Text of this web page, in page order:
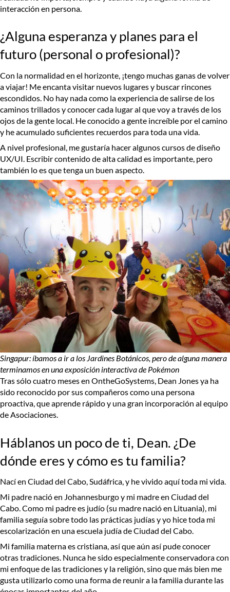
interacción en persona.
¿Alguna esperanza y planes para el
futuro (personal o profesional)?
Con la normalidad en el horizonte, ¡tengo muchas ganas de volver
a viajar! Me encanta visitar nuevos lugares y buscar rincones
escondidos. No hay nada como la experiencia de salirse de los
caminos trillados y conocer cada lugar al que voy a través de los
ojos de la gente local. He conocido a gente increíble por el camino
y he acumulado suficientes recuerdos para toda una vida.
A nivel profesional, me gustaría hacer algunos cursos de diseño
UX/UI. Escribir contenido de alta calidad es importante, pero
también lo es que tenga un buen aspecto.
Singapur: íbamos a ir a los Jardines Botánicos, pero de alguna manera
terminamos en una exposición interactiva de Pokémon
Tras sólo cuatro meses en OntheGoSystems, Dean Jones ya ha
sido reconocido por sus compañeros como una persona
proactiva, que aprende rápido y una gran incorporación al equipo
de Asociaciones.
Háblanos un poco de ti, Dean. ¿De
dónde eres y cómo es tu familia?
Nací en Ciudad del Cabo, Sudáfrica, y he vivido aquí toda mi vida.
Mi padre nació en Johannesburgo y mi madre en Ciudad del
Cabo. Como mi padre es judío (su madre nació en Lituania), mi
familia seguía sobre todo las prácticas judías y yo hice toda mi
escolarización en una escuela judía de Ciudad del Cabo.
Mi familia materna es cristiana, así que aún así pude conocer
otras tradiciones. Nunca he sido especialmente conservadora con
mi enfoque de las tradiciones y la religión, sino que más bien me
gusta utilizarlo como una forma de reunir a la familia durante las